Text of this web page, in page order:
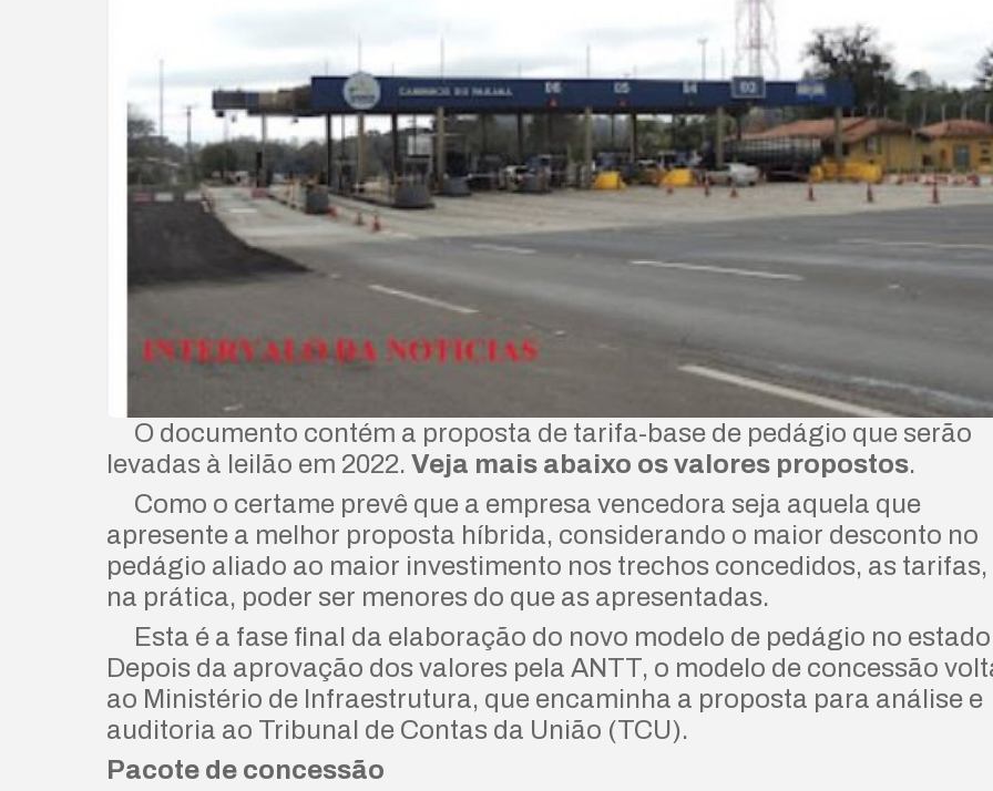
O documento contém a proposta de tarifa-base de pedágio que serão
levadas à leilão em 2022. Veja mais abaixo os valores propostos.
Como o certame prevê que a empresa vencedora seja aquela que
apresente a melhor proposta híbrida, considerando o maior desconto no
pedágio aliado ao maior investimento nos trechos concedidos, as tarifas,
na prática, poder ser menores do que as apresentadas.
Esta é a fase final da elaboração do novo modelo de pedágio no
Depois da aprovação dos valores pela ANTT, o modelo de concessão
ao Ministério de Infraestrutura, que encaminha a proposta para análise e
auditoria ao Tribunal de Contas da União (TCU).
Pacote de concessão